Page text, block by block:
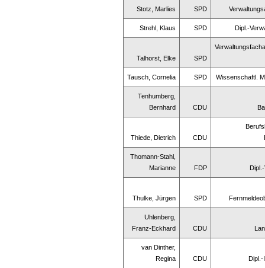
Stotz, Marlies SPD
Strehl, Klaus SPD Dipl.-
Talhorst, Elke SPD
Tausch, Cornelia SPD Wissenschaftl.
Tenhumberg,
Bernhard
CDU
Thiede, Dietrich CDU
Thomann-Stahl,
Marianne
FDP
Thulke, Jürgen SPD
Uhlenberg,
Franz-Eckhard
CDU
van Dinther,
Regina
CDU Dipl.-